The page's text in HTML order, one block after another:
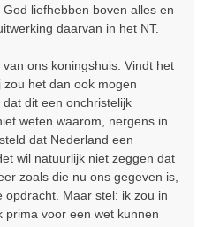
liefhebben boven alles en
daarvan in het NT.
ons koningshuis. Vindt het
het dan ook mogen
dit een onchristelijk
weten waarom, nergens in
dat Nederland een
wil natuurlijk niet zeggen dat
zoals die nu ons gegeven is,
opdracht. Maar stel: ik zou in
prima voor een wet kunnen